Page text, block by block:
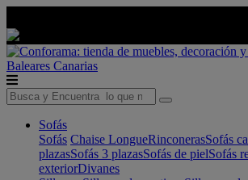
Baleares Canarias
Sofás
Sofás Chaise LongueRinconerasSofás
plazasSofás 3 plazasSofás de pielSofás
exteriorDivanes